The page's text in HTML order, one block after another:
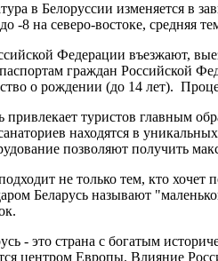
в Белоруссии изменяется в
-8 на северо-востоке, средняя
Федерации въезжают,
граждан Российской
о рождении (до 14 лет).
привлекает туристов главным
находятся в
позволяют получить
не только тем, кто
Беларусь называют
- это страна с богатым
центром Европы. Влияние